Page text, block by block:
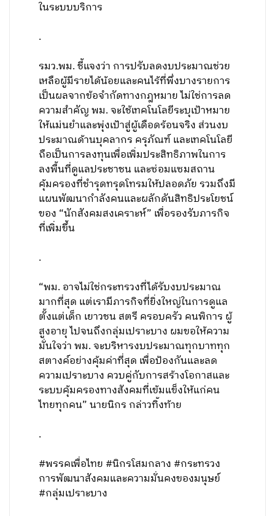
ในระบบบริการ
.
รมว.พม. ชี้แจงว่า การปรับลดงบประมาณช่วย
เหลือผู้มีรายได้น้อยและคนไร้ที่พึ่งบางรายการ
เป็นผลจากข้อจำกัดทางกฎหมาย ไม่ใช่การลด
ความสำคัญ พม. จะใช้เทคโนโลยีระบุเป้าหมาย
ให้แม่นยำและพุ่งเป้าสู่ผู้เดือดร้อนจริง ส่วนงบ
ประมาณด้านบุคลากร ครุภัณฑ์ และเทคโนโลยี
ถือเป็นการลงทุนเพื่อเพิ่มประสิทธิภาพในการ
ลงพื้นที่ดูแลประชาชน และซ่อมแซมสถาน
คุ้มครองที่ชำรุดทรุดโทรมให้ปลอดภัย รวมถึงมี
แผนพัฒนากำลังคนและผลักดันสิทธิประโยชน์
ของ “นักสังคมสงเคราะห์” เพื่อรองรับภารกิจ
ที่เพิ่มขึ้น
.
“พม. อาจไม่ใช่กระทรวงที่ได้รับงบประมาณ
มากที่สุด แต่เรามีภารกิจที่ยิ่งใหญ่ในการดูแล
ตั้งแต่เด็ก เยาวชน สตรี ครอบครัว คนพิการ ผู้
สูงอายุ ไปจนถึงกลุ่มเปราะบาง ผมขอให้ความ
มั่นใจว่า พม. จะบริหารงบประมาณทุกบาททุก
สตางค์อย่างคุ้มค่าที่สุด เพื่อป้องกันและลด
ความเปราะบาง ควบคู่กับการสร้างโอกาสและ
ระบบคุ้มครองทางสังคมที่เข้มแข็งให้แก่คน
ไทยทุกคน” นายนิกร กล่าวทิ้งท้าย
.
#พรรคเพื่อไทย #นิกรโสมกลาง #กระทรวง
การพัฒนาสังคมและความมั่นคงของมนุษย์
#กลุ่มเปราะบาง